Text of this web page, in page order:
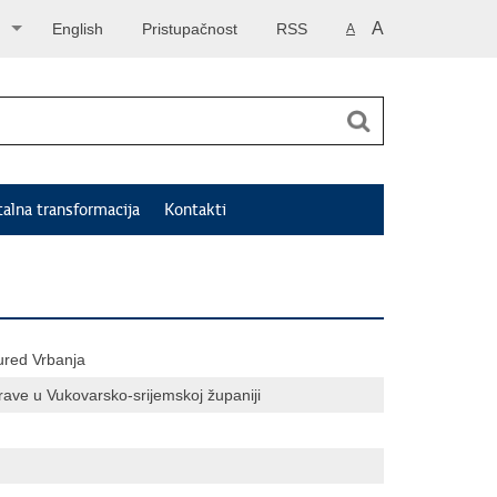
A A
RSS
Pristupačnost
English
transformacija Kontakti
Vrbanja
u Vukovarsko-srijemskoj županiji